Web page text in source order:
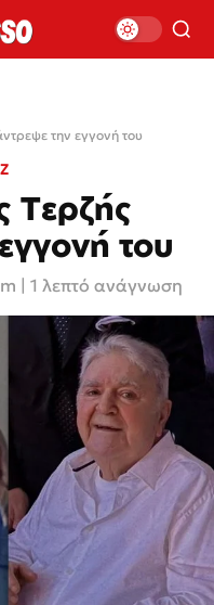
την εγγονή του
Τερζής
του
| 1 λεπτό ανάγνωση